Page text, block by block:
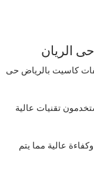
الريان
كاسيت بالرياض حى
تقنيات عالية
عالية مما يتم